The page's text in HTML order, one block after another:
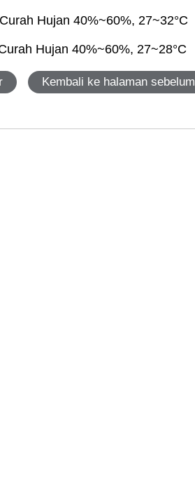
Hujan 40%~60%, 27~32°C
Hujan 40%~60%, 27~28°C
Kembali ke halaman sebelum